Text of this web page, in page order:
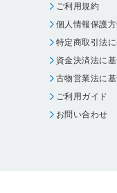
ご利用規約
個人情報保護
特定商取引法
資金決済法に
古物営業法に
ご利用ガイド
お問い合わせ